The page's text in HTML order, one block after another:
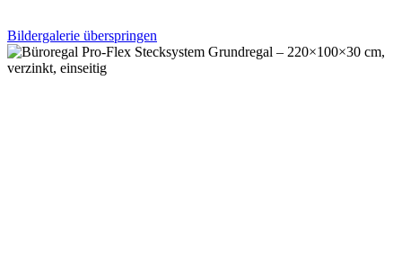
Bildergalerie überspringen